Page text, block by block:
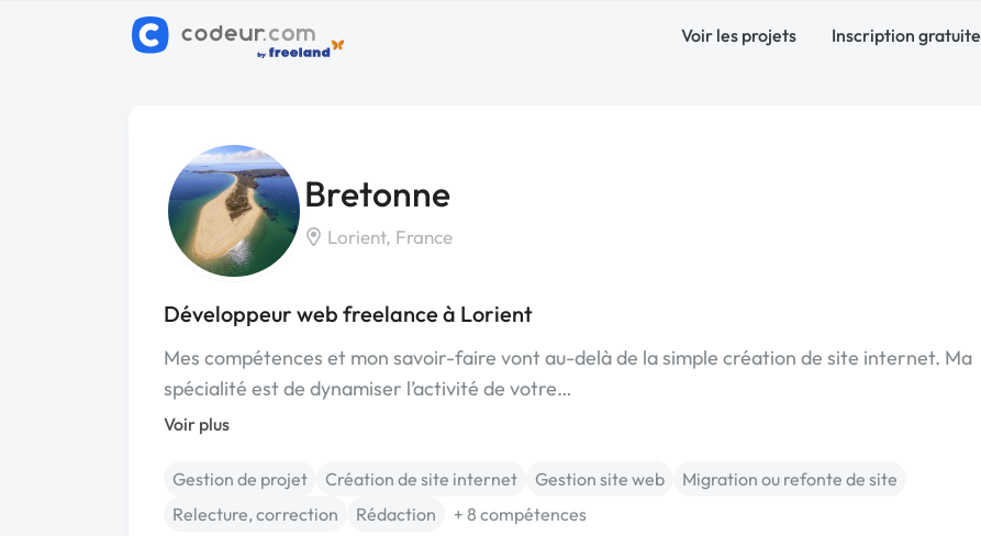
Voir les projets Inscription gratuite
Bretonne
Lorient, France
Développeur web freelance à Lorient
Mes compétences et mon savoir-faire vont au-delà de la simple création de site internet. Ma
spécialité est de dynamiser l’activité de votre…
Voir plus
Gestion de projet Création de site internet Gestion site web
Migration ou refonte de site
Relecture, correction
Rédaction + 8 compétences